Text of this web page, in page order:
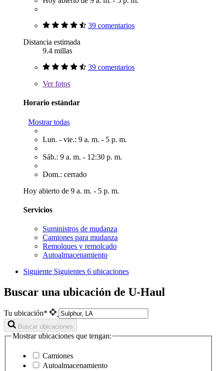
39 comentarios
Distancia estimada
9.4 millas
39 comentarios
Verfotos
Horario estándar
Mostrar todas
Lun. - vie.: 9 a. m. - 5 p. m.
Sáb.: 9 a. m. - 12:30 p. m.
Dom.: cerrado
Hoy abierto de 9 a. m. - 5 p. m.
Servicios
Suministros de mudanza
Camiones para mudanza
Remolques y remolcado
Autoalmacenamiento
Siguiente Siguientes 6 ubicaciones
Buscar una ubicación de U-Haul
Tu ubicación*
Buscar ubicaciones
Mostrar ubicaciones que tengan:
Camiones
Autoalmacenamiento